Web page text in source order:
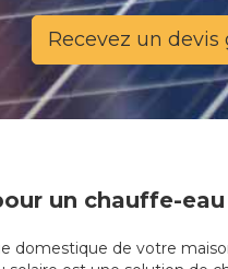
Recevez un
un chauffe-
domestique de votre